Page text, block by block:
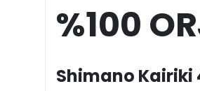
%100
Shimano Kairiki